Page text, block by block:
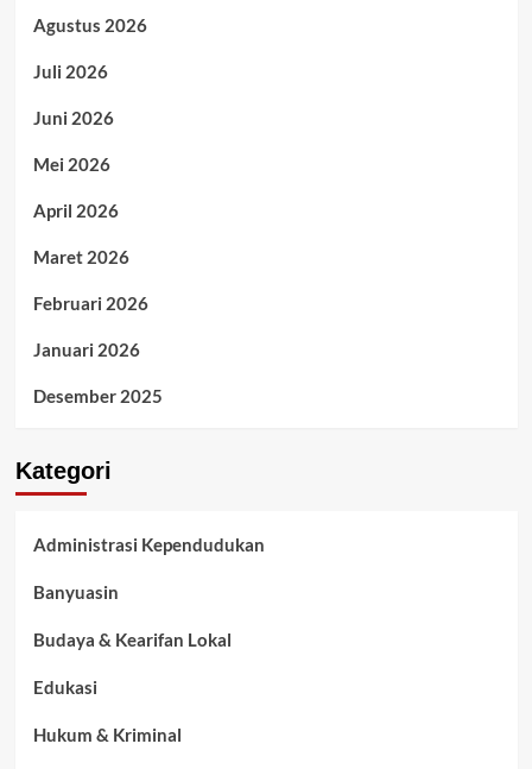
Agustus 2026
Juli 2026
Juni 2026
Mei 2026
April 2026
Maret 2026
Februari 2026
Januari 2026
Desember 2025
Kategori
Administrasi Kependudukan
Banyuasin
Budaya & Kearifan Lokal
Edukasi
Hukum & Kriminal